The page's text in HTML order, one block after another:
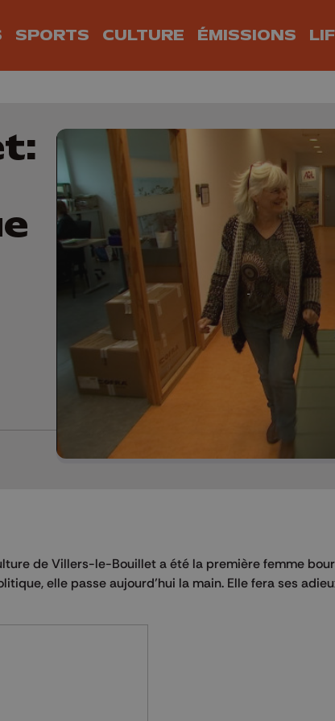
SPORTS CULTURE ÉMISSIONS
de Villers-le-Bouillet a été la première femme
elle passe aujourd’hui la main. Elle fera ses